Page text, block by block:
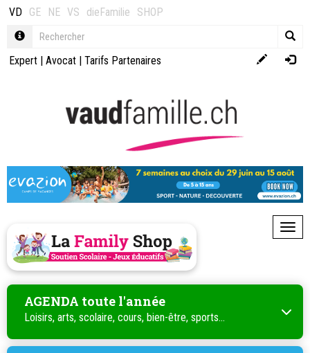
VD GE NE VS dieFamilie SHOP
Expert | Avocat | Tarifs Partenaires
AGENDA toute l'année
Loisirs, arts, scolaire, cours, bien-être, sports...